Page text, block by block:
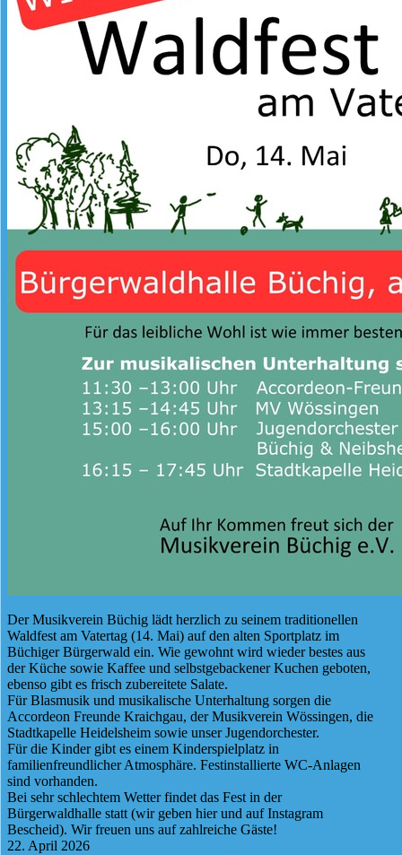
Der Musikverein Büchig lädt herzlich zu seinem traditionellen
Waldfest am Vatertag (14. Mai) auf den alten Sportplatz im
Büchiger Bürgerwald ein. Wie gewohnt wird wieder bestes aus
der Küche sowie Kaffee und selbstgebackener Kuchen geboten,
ebenso gibt es frisch zubereitete Salate.
Für Blasmusik und musikalische Unterhaltung sorgen die
Accordeon Freunde Kraichgau, der Musikverein Wössingen, die
Stadtkapelle Heidelsheim sowie unser Jugendorchester.
Für die Kinder gibt es einem Kinderspielplatz in
familienfreundlicher Atmosphäre. Festinstallierte WC-Anlagen
sind vorhanden.
Bei sehr schlechtem Wetter findet das Fest in der
Bürgerwaldhalle statt (wir geben hier und auf Instagram
Bescheid). Wir freuen uns auf zahlreiche Gäste!
22. April 2026